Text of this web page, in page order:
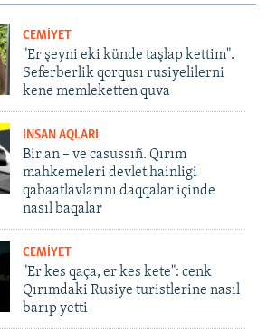
CEMİYET
"Er şeyni eki künde taşlap kettim".
Seferberlik qorqusı rusiyelilerni
kene memleketten quva
İNSAN AQLARI
Bir an – ve casussıñ. Qırım
mahkemeleri devlet hainligi
qabaatlavlarını daqqalar içinde
nasıl baqalar
CEMİYET
"Er kes qaça, er kes kete": cenk
Qırımdaki Rusiye turistlerine nasıl
barıp yetti